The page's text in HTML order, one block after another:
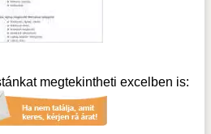
megtekintheti excelben is: